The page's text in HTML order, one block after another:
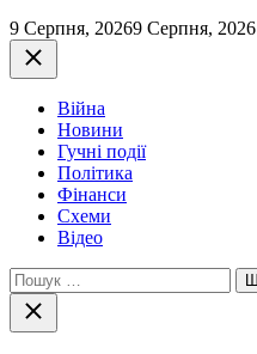
9 Серпня, 20269 Серпня, 2026
Закрити
Війна
Новини
Гучні події
Політика
Фінанси
Схеми
Відео
Пошук:
Закрити
пошук